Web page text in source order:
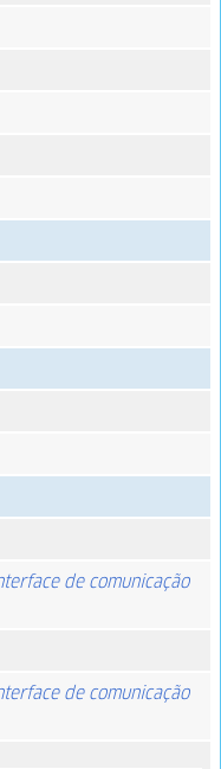
de comunicação
de comunicação